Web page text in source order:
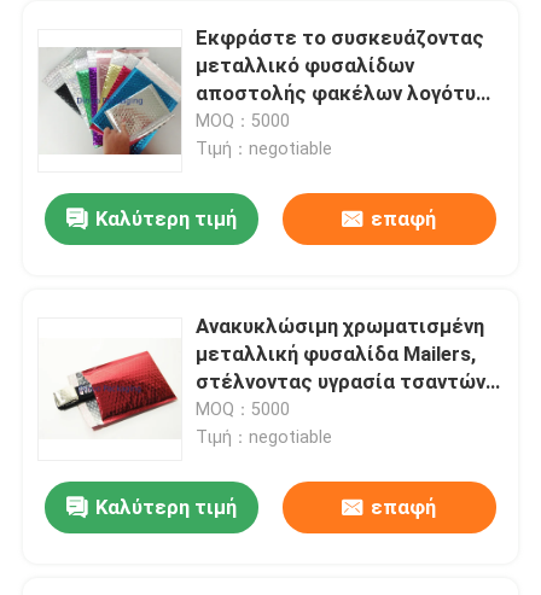
Προϊόντα
Βίντεο
Σχετικά με εμάς
Εκφράστε το συσκευάζοντας
μεταλλικό φυσαλίδων
αποστολής φακέλων λογότυπο
συνήθειας νερού ανθεκτικό
MOQ：5000
Τιμή：negotiable
Καλύτερη τιμή επαφή
Ανακυκλώσιμη χρωματισμένη
μεταλλική φυσαλίδα Mailers,
στέλνοντας υγρασία τσαντών
φυσαλίδων - απόδειξη
MOQ：5000
Τιμή：negotiable
Καλύτερη τιμή επαφή